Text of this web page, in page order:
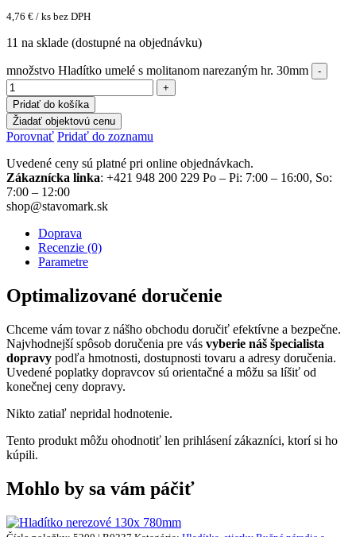
4,76 € / ks bez DPH
11 na sklade (dostupné na objednávku)
množstvo Hladítko umelé s molitanom narezaným hr. 30mm
Pridať do košíka
Žiadať objektovú cenu
Porovnať Pridať do zoznamu
Uvedené ceny sú platné pri online objednávkach.
Zákaznícka linka: +421 948 200 229 Po – Pi: 7:00 – 16:00, So:
7:00 – 12:00
shop@stavomark.sk
Doprava
Recenzie (0)
Parametre
Optimalizované doručenie
Chceme vám tovar z nášho obchodu doručiť efektívne a bezpečne.
Najvhodnejší spôsob doručenia pre vás vyberie náš špecialista
dopravy podľa hmotnosti, dostupnosti tovaru a adresy doručenia.
Uvedené poplatky dopravcov sú orientačné a môžu sa líšiť od
konečnej ceny dopravy.
Nikto zatiaľ nepridal hodnotenie.
Tento produkt môžu ohodnotiť len prihlásení zákazníci, ktorí si ho
kúpili.
Mohlo by sa vám páčiť